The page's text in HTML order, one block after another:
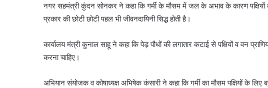
नगर सहमंत्री कुंदन सोनकर ने कहा कि गर्मी के मौसम में जल के अभाव के कारण पक्षियों
प्रकार की छोटी छोटी पहल भी जीवनदायिनी सिद्ध होती है।
कार्यालय मंत्री कुनाल साहू ने कहा कि पेड़ पौधों की लगातार कटाई से पक्षियों व वन
करना चाहिए।
अभियान संयोजक व कोषाध्यक्ष अभिषेक कंसारी ने कहा कि गर्मी का मौसम पक्षियों के